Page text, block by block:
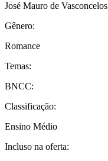
José Mauro de Vasconcelos
Gênero:
Romance
Temas:
BNCC:
Classificação:
Ensino Médio
Incluso na oferta: